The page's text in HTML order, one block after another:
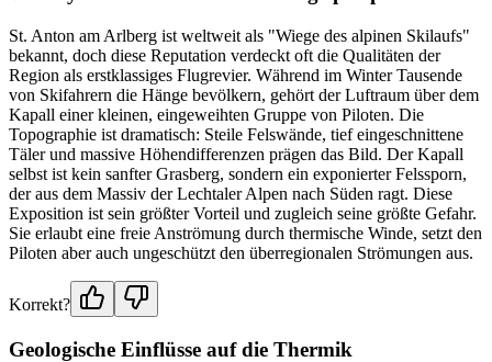
St. Anton am Arlberg ist weltweit als "Wiege des alpinen Skilaufs"
bekannt, doch diese Reputation verdeckt oft die Qualitäten der
Region als erstklassiges Flugrevier. Während im Winter Tausende
von Skifahrern die Hänge bevölkern, gehört der Luftraum über dem
Kapall einer kleinen, eingeweihten Gruppe von Piloten. Die
Topographie ist dramatisch: Steile Felswände, tief eingeschnittene
Täler und massive Höhendifferenzen prägen das Bild. Der Kapall
selbst ist kein sanfter Grasberg, sondern ein exponierter Felssporn,
der aus dem Massiv der Lechtaler Alpen nach Süden ragt. Diese
Exposition ist sein größter Vorteil und zugleich seine größte Gefahr.
Sie erlaubt eine freie Anströmung durch thermische Winde, setzt den
Piloten aber auch ungeschützt den überregionalen Strömungen aus.
Korrekt?
Geologische Einflüsse auf die Thermik